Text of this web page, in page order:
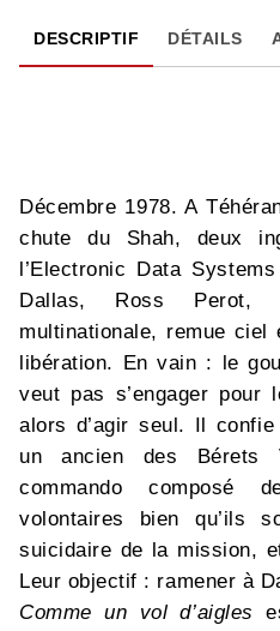
DESCRIPTIF DÉTAILS
Décembre 1978. A
chute du Shah, deux
l’Electronic Data
Dallas, Ross
multinationale, remue
libération. En vain : le
veut pas s’engager pour
alors d’agir seul. Il
un ancien des Bérets
commando composé
volontaires bien qu’ils
suicidaire de la mission,
Leur objectif : ramener à
Comme un vol d’aigles